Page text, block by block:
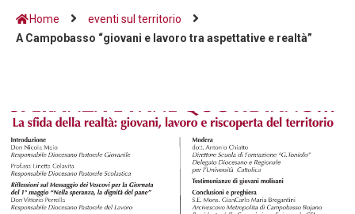
Home
eventi sul territorio
A Campobasso “giovani e lavoro tra aspettative e realtà”